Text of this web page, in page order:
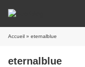
Accueil » eternalblue
eternalblue